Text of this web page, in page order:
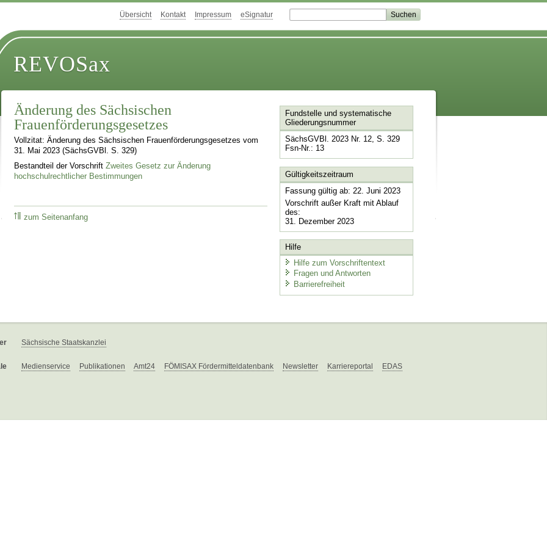
Übersicht Kontakt Impressum eSignatur
REVOSax
Änderung des Sächsischen
Frauenförderungsgesetzes
Vollzitat: Änderung des Sächsischen Frauenförderungsgesetzes vom
31. Mai 2023 (SächsGVBl. S. 329)
Bestandteil der VorschriftZweites Gesetz zur Änderung
hochschulrechtlicher Bestimmungen
zum Seitenanfang
Fundstelle und systematische
Gliederungsnummer
SächsGVBl. 2023 Nr. 12, S. 329
Fsn-Nr.: 13
Gültigkeitszeitraum
Fassung gültig ab: 22. Juni 2023
Vorschrift außer Kraft mit Ablauf
des:
31. Dezember 2023
Hilfe
Hilfe zum Vorschriftentext
Fragen und Antworten
Barrierefreiheit
Sächsische Staatskanzlei
Medienservice Publikationen Amt24 FÖMISAX Fördermitteldatenbank Newsletter Karriereportal EDAS